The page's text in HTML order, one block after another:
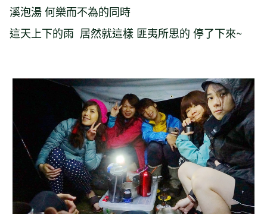
溪泡湯 何樂而不為的同時
這天上下的雨 居然就這樣 匪夷所思的 停了下來~